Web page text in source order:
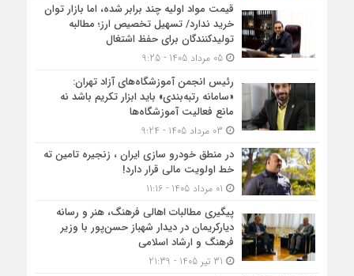
قیمت مواد اولیه چند برابر شده، اما بازار توان
خرید ندارد/ تسهیل تخصیص ارز؛ مطالبه
تولیدکنندگان برای حفظ اشتغال
05 مرداد 1405 - 9:25
رئیس انجمن آموزشگاه‌های آزاد تهران:
«سامانه رتبه‌بندی» باید ابزار تکریم باشد نه
مانع فعالیت آموزشگاه‌ها
در منطق خودرو سازی ایران ، زنجیره تامین ته
خط اولویت مالی قرار دارد!
پیگیری مطالبات اهالی فرهنگ، هنر و رسانه
دیارکریمان در دیدار شهباز حسن‌پور با وزیر
فرهنگ و ارشاد اسلامی